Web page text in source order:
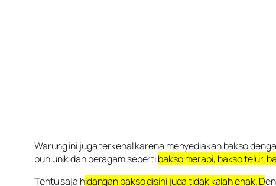
Warung ini juga terkenal karena menyediakan bakso
pun unik dan beragam sepertibakso merapi, bakso telur,
Tentu saja hidangan bakso disini juga tidak kalah enak. D